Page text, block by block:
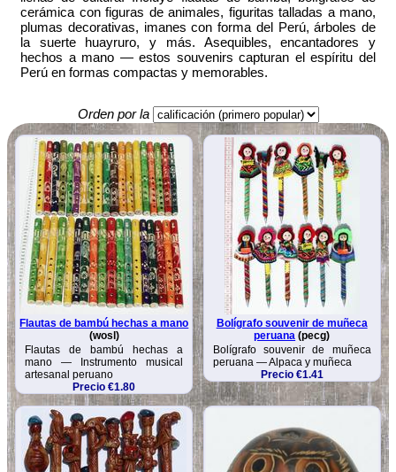
cerámica con figuras de animales, figuritas talladas a mano,
plumas decorativas, imanes con forma del Perú, árboles de
la suerte huayruro, y más. Asequibles, encantadores y
hechos a mano — estos souvenirs capturan el espíritu del
Perú en formas compactas y memorables.
Orden por la
Flautas de bambú hechas a mano
(wosl)
Flautas de bambú hechas a
mano — Instrumento musical
artesanal peruano
Precio €1.80
Bolígrafo souvenir de muñeca
peruana (pecg)
Bolígrafo souvenir de muñeca
peruana — Alpaca y muñeca
Precio €1.41